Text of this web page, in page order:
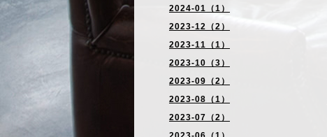
2024-01（1）
2023-12（2）
2023-11（1）
2023-10（3）
2023-09（2）
2023-08（1）
2023-07（2）